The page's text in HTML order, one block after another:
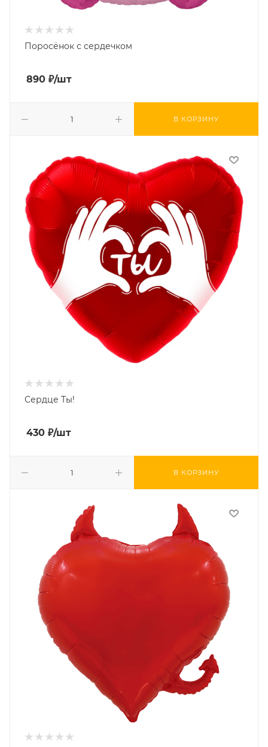
Поросёнок с сердечком
890 ₽/шт
В КОРЗИНУ
Сердце Ты!
430 ₽/шт
В КОРЗИНУ